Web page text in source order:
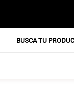
BUSCA TU PRODUCTO